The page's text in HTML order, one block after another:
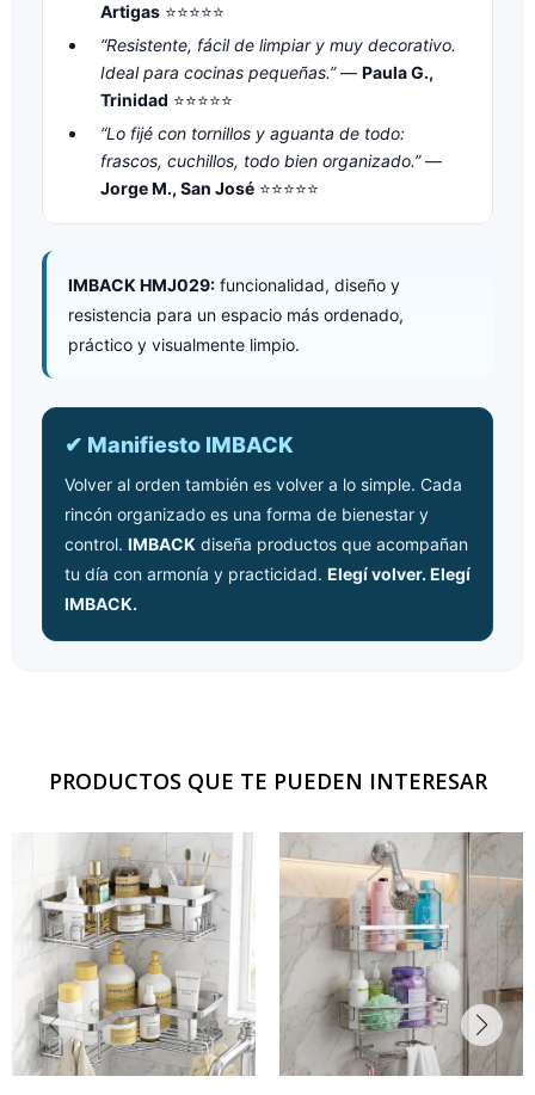
Artigas ⭐⭐⭐⭐⭐
“Resistente, fácil de limpiar y muy decorativo.
Ideal para cocinas pequeñas.”— Paula G.,
Trinidad ⭐⭐⭐⭐⭐
“Lo fijé con tornillos y aguanta de todo:
frascos, cuchillos, todo bien organizado.”—
Jorge M., San José ⭐⭐⭐⭐⭐
IMBACK HMJ029: funcionalidad, diseño y
resistencia para un espacio más ordenado,
práctico y visualmente limpio.
✔ Manifiesto IMBACK
Volver al orden también es volver a lo simple. Cada
rincón organizado es una forma de bienestar y
control. IMBACK diseña productos que acompañan
tu día con armonía y practicidad. Elegí volver. Elegí
IMBACK.
PRODUCTOS QUE TE PUEDEN INTERESAR